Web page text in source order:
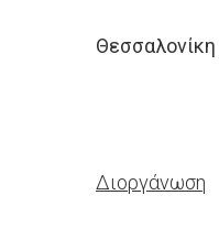
Θεσσαλονίκη
Διοργάνωση